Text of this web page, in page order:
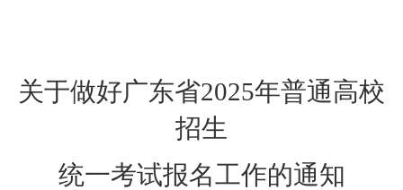
关于做好广东省2025年普通高校
招生
统一考试报名工作的通知